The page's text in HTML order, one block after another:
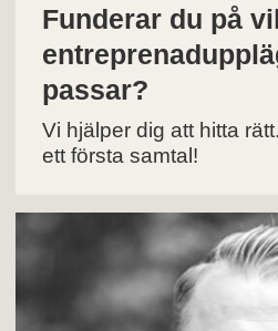
Funderar du på
passar?
Vi hjälper dig att hitta
ett första samtal!